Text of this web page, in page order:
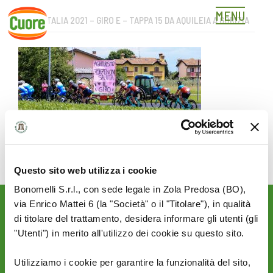
Questo sito web utilizza i cookie
Bonomelli S.r.l., con sede legale in Zola Predosa (BO),
via Enrico Mattei 6 (la "Società" o il "Titolare"), in qualità
di titolare del trattamento, desidera informare gli utenti (gli
"Utenti") in merito all'utilizzo dei cookie su questo sito.
Utilizziamo i cookie per garantire la funzionalità del sito,
Skip
content
MENU
GIRO D’ITALIA 2021 – GIRO E – TAPPA 15 DA AQUILEIA A GORIZIA
Rimani aggiornato sulle
novità del mondo Cuore: